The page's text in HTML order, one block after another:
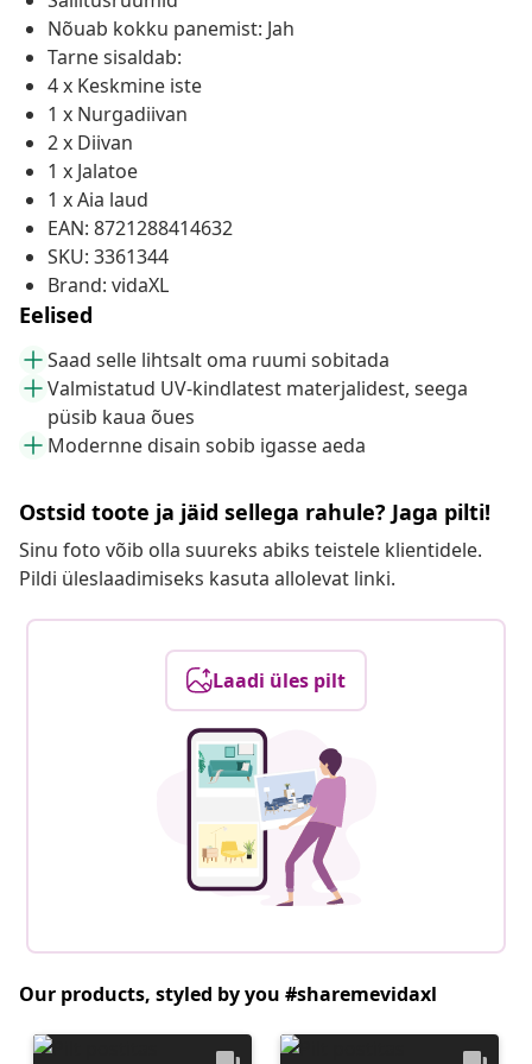
Nõuab kokku panemist: Jah
Tarne sisaldab:
4 x Keskmine iste
1 x Nurgadiivan
2 x Diivan
1 x Jalatoe
1 x Aia laud
EAN: 8721288414632
SKU: 3361344
Brand: vidaXL
Eelised
Saad selle lihtsalt oma ruumi sobitada
Valmistatud UV-kindlatest materjalidest, seega
püsib kaua õues
Modernne disain sobib igasse aeda
Ostsid toote ja jäid sellega rahule? Jaga pilti!
Sinu foto võib olla suureks abiks teistele klientidele.
Pildi üleslaadimiseks kasuta allolevat linki.
Laadi üles pilt
Our products, styled by you #sharemevidaxl